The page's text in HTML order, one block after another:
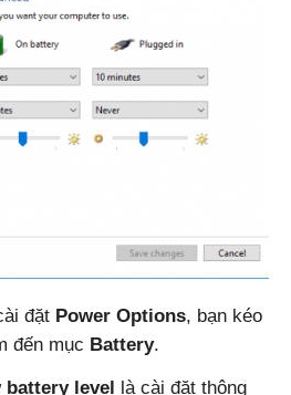
đặt Power Options, bạn kéo
đến mục Battery.
battery level là cài đặt thông